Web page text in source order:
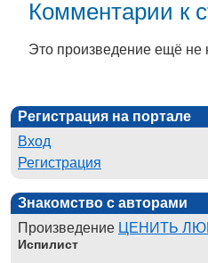
Комментарии к
Это произведение ещё не
Регистрация на портале
Вход
Регистрация
Знакомство с авторами
Произведение ЦЕНИТЬ
Испилист